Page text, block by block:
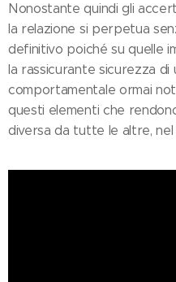
Nonostante quindi gli
la relazione si perpetua
definitivo poiché su quelle
la rassicurante sicurezza di
comportamentale ormai
questi elementi che
diversa da tutte le altre, nel